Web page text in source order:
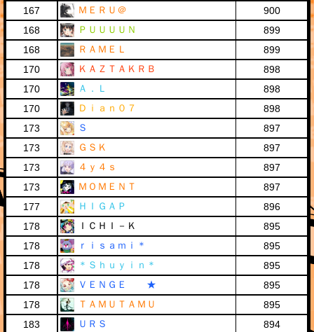
167
ＭＥＲＵ＠
900
168
ＰＵＵＵＵＮ
899
168
ＲＡＭＥＬ
899
170
ＫＡＺＴＡＫＲＢ
898
170
Ａ．Ｌ
898
170
Ｄｉａｎ０７
898
173
Ｓ
897
173
ＧＳＫ
897
173
４ｙ４ｓ
897
173
ＭＯＭＥＮＴ
897
177
ＨＩＧＡＰ
896
178
ＩＣＨＩ－Ｋ
895
178
ｒｉｓａｍｉ＊
895
178
＊Ｓｈｕｙｉｎ＊
895
178
ＶＥＮＧＥ ★
895
178
ＴＡＭＵＴＡＭＵ
895
183
ＵＲＳ
894